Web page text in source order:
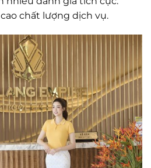
chất lượng dịch vụ.